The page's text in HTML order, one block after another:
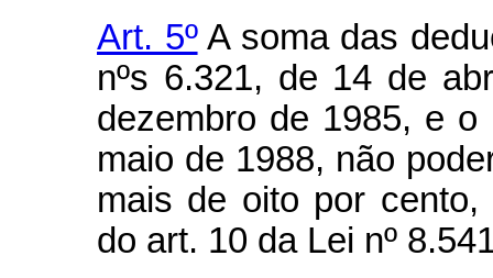
Art. 5ºA soma das
nºs 6.321, de 14 de
dezembro de 1985, e o
maio de 1988, não
mais de oito por
do art. 10 da Lei nº